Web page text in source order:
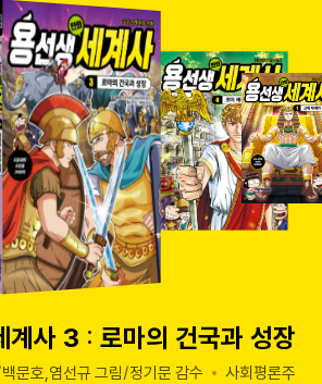
계사 3 : 로마의 건국과 성장
문호,염선규 그림/정기문 감수 사회평론주니어